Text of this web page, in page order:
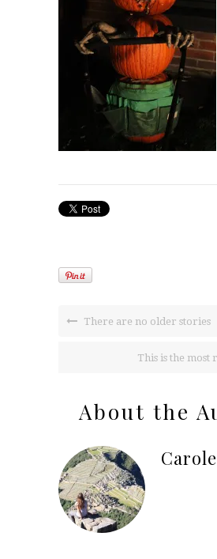
There are no older stories
This is the most
About the
Carole